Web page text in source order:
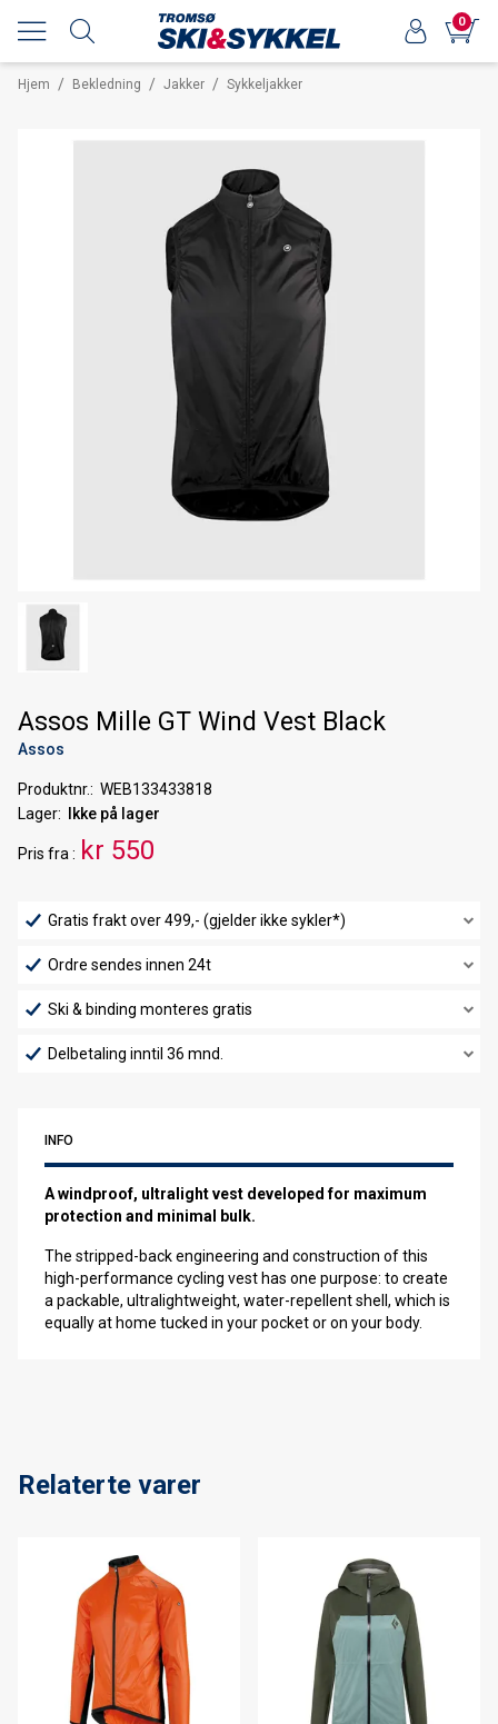
0
Hjem / Bekledning / Jakker / Sykkeljakker
Assos Mille GT Wind Vest Black
Assos
Produktnr.
WEB133433818
Lager
Ikke på lager
Pris fra kr 550
Gratis frakt over 499,- (gjelder ikke sykler*)
Ordre sendes innen 24t
Ski & binding monteres gratis
Delbetaling inntil 36 mnd.
INFO
A windproof, ultralight vest developed for maximum
protection and minimal bulk.
The stripped-back engineering and construction of this
high-performance cycling vest has one purpose: to create
a packable, ultralightweight, water-repellent shell, which is
equally at home tucked in your pocket or on your body.
Relaterte varer